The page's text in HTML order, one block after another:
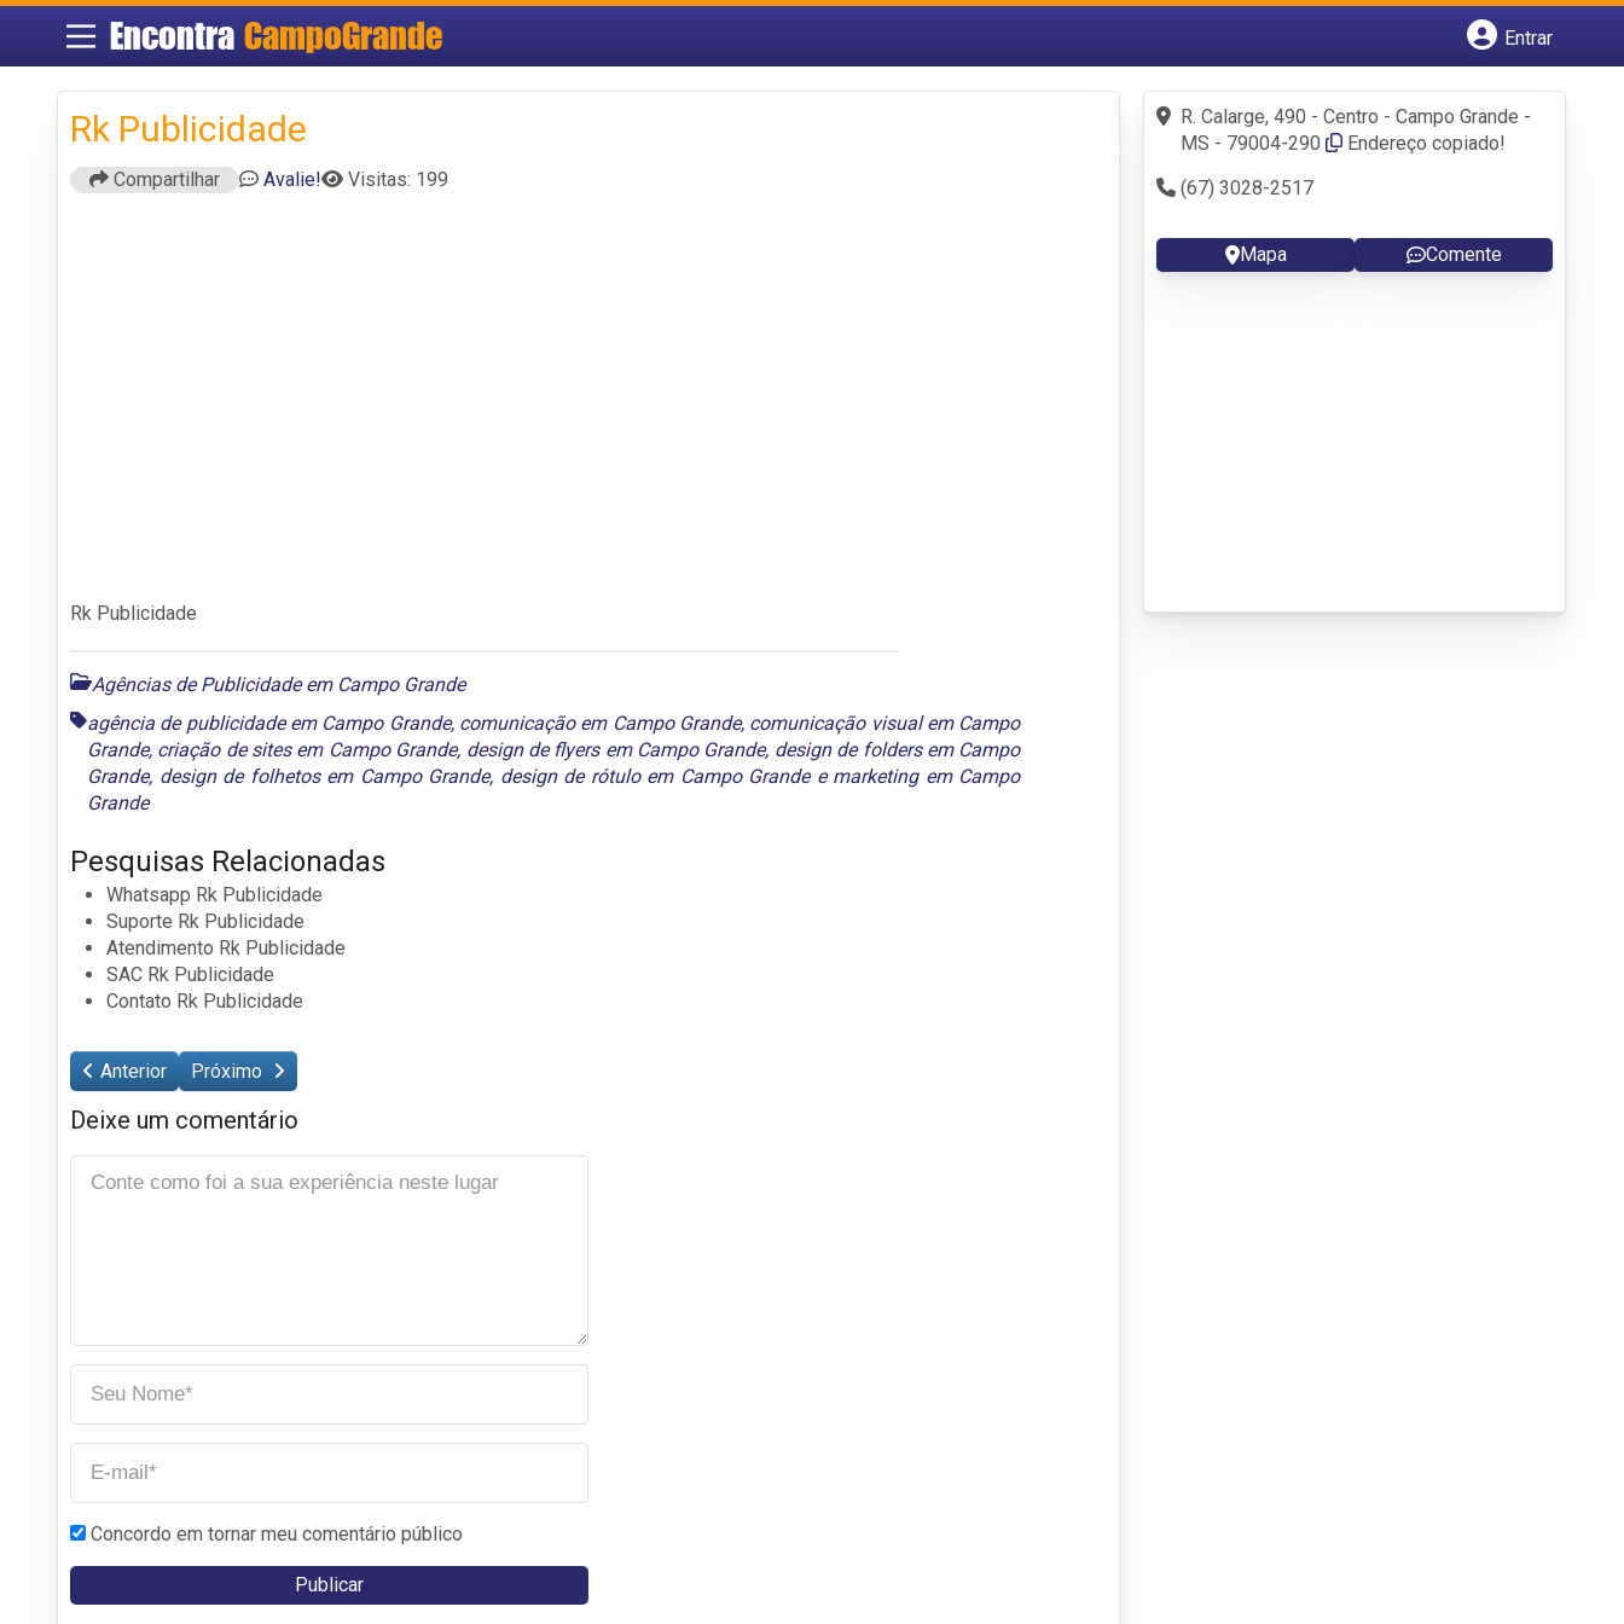
Encontra CampoGrande
Entrar
Fazer login
Criar conta
Rk Publicidade
Compartilhar Avalie! Visitas: 199
Rk Publicidade
Agências de Publicidade em Campo Grande
agência de publicidade em Campo Grande, comunicação em Campo Grande, comunicação visual em Campo
Grande, criação de sites em Campo Grande, design de flyers em Campo Grande, design de folders em Campo
Grande, design de folhetos em Campo Grande, design de rótulo em Campo Grandee marketing em Campo
Grande
Pesquisas Relacionadas
Whatsapp Rk Publicidade
Suporte Rk Publicidade
Atendimento Rk Publicidade
SAC Rk Publicidade
Contato Rk Publicidade
Anterior Próximo
Deixe um comentário
Concordo em tornar meu comentário público
R. Calarge, 490 - Centro - Campo Grande -
MS - 79004-290
Endereço copiado!
(67) 3028-2517
Mapa Comente